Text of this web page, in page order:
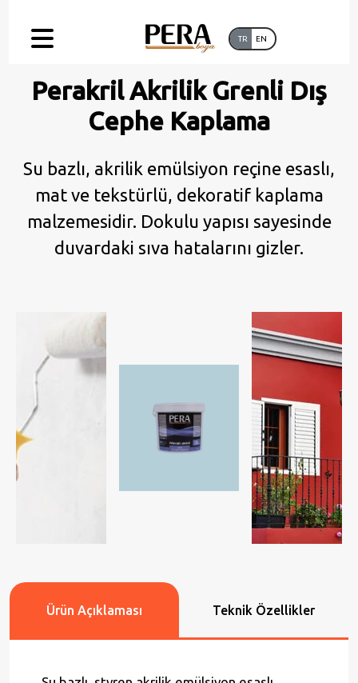
TR EN
Perakril Akrilik Grenli Dış
Cephe Kaplama
Su bazlı, akrilik emülsiyon reçine esaslı,
mat ve tekstürlü, dekoratif kaplama
malzemesidir. Dokulu yapısı sayesinde
duvardaki sıva hatalarını gizler.
Ürün Açıklaması Teknik Özellikler